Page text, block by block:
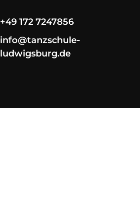
+49 172 7247856
info@tanzschule-
ludwigsburg.de